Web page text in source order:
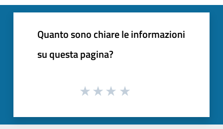
Quanto sono chiare le informazioni
su questa pagina?